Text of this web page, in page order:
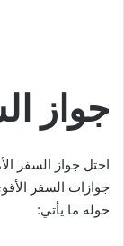
جواز
احتل جواز السفر
جوازات السفر
حوله ما يأتي: